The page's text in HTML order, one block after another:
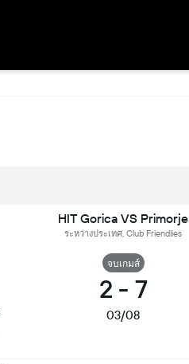
HIT Gorica VS Primorje
ระหว่างประเทศ, Club Friendlies
จบเกมส์
2 - 7
03/08